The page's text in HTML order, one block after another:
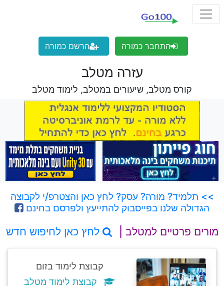
התחבר כמורה הרשם כמורה
עזרה מטלב
קורס מטלב, שיעורים במטלב, לימוד מטלב
>> תלמיד? מורה? עסק? לחץ כאן והצטרפ/י לקבוצה
הגדולה שלנו בפייסבוק להתייעץ ולפרסם בחינם
מורים פרטיים למטלב | לחץ כאן לחיפוש חדש
קבוצת לימוד בזום
קבוצת לימוד מטלב